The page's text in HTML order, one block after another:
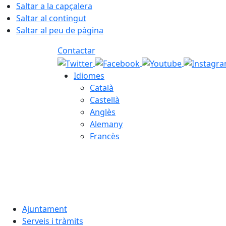
Saltar a la capçalera
Saltar al contingut
Saltar al peu de pàgina
Contactar
Idiomes
Català
Castellà
Anglès
Alemany
Francès
Ajuntament
Serveis i tràmits